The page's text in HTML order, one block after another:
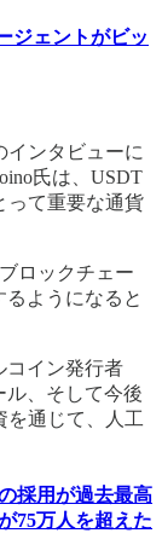
ジェントがビッ
インタビューに
氏は、USDT
って重要な通貨
ロックチェー
ようになると
コイン発行者
ル、そして今後
通じて、人工
採用が過去最高
75万人を超えた